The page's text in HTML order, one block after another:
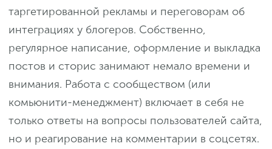
таргетированной рекламы и переговорам об
интеграциях у блогеров. Собственно,
регулярное написание, оформление и выкладка
постов и сторис занимают немало времени и
внимания. Работа с сообществом (или
комьюнити-менеджмент) включает в себя не
только ответы на вопросы пользователей сайта,
но и реагирование на комментарии в соцсетях.